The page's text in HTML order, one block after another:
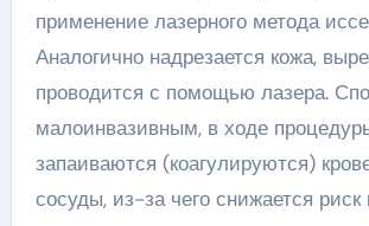
применение лазерного метода
Аналогично надрезается кожа,
проводится с помощью лазера.
малоинвазивным, в ходе
запаиваются (коагулируются)
сосуды, из-за чего снижается риск